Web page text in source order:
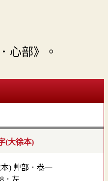
心部》。
(大徐本)